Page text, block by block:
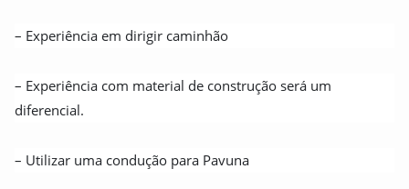
– Experiência em dirigir caminhão
– Experiência com material de construção será um
diferencial.
– Utilizar uma condução para Pavuna